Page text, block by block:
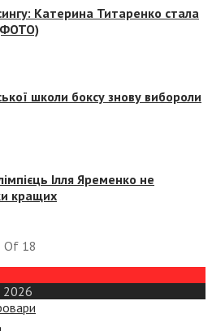
Катерина Титаренко стала
школи боксу знову вибороли
Ілля Яременко не
кращих
Of 18
2026